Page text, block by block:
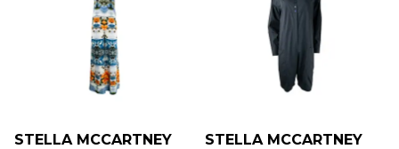
STELLA MCCARTNEY STELLA MCCARTNEY